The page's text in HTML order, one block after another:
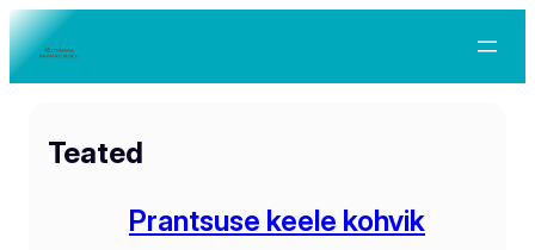
Teated
Prantsuse keele kohvik